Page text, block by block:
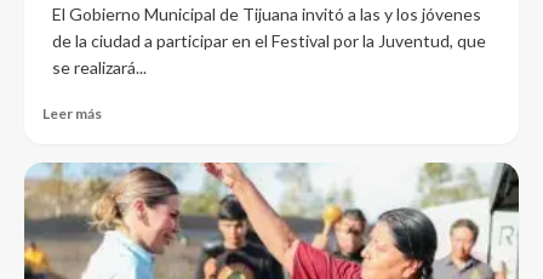
El Gobierno Municipal de Tijuana invitó a las y los jóvenes
de la ciudad a participar en el Festival por la Juventud, que
se realizará...
Leer más